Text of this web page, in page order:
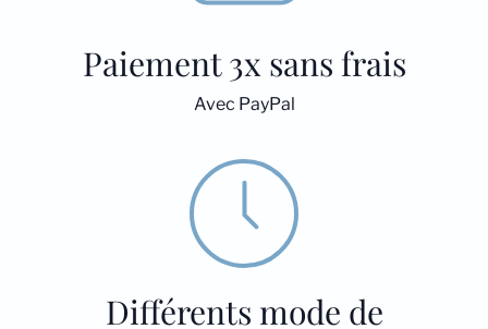
Paiement 3x sans frais
Avec PayPal
Différents mode de